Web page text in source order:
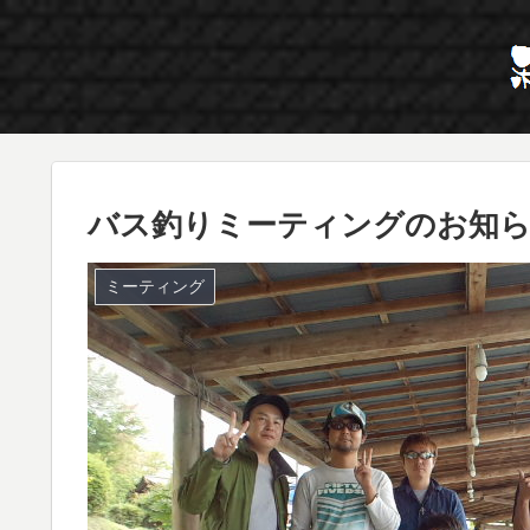
バス釣りミーティングのお知
ミーティング